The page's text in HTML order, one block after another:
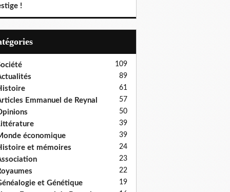
!
109
89
61
Emmanuel de Reynal 57
50
39
économique 39
et mémoires 24
23
22
et Génétique 19